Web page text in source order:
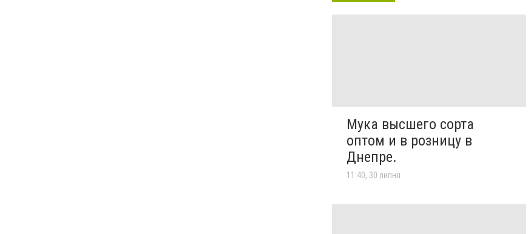
Мука высшего сорта
оптом и в розницу в
Днепре.
11:40, 30 липня